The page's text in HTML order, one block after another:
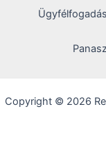
Copyright © 2026